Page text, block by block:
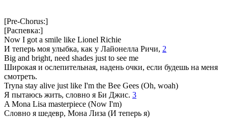
[Pre-Chorus:]
[Распевка:]
Now I got a smile like Lionel Richie
И теперь моя улыбка, как у Лайонелла Ричи, 2
Big and bright, need shades just to see me
Широкая и ослепительная, надень очки, если будешь на меня
смотреть.
Tryna stay alive just like I'm the Bee Gees (Oh, woah)
Я пытаюсь жить, словно я Би Джис. 3
A Mona Lisa masterpiece (Now I'm)
Словно я шедевр, Мона Лиза (И теперь я)